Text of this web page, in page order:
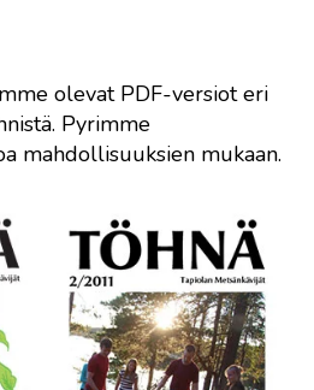
olevat PDF-versiot eri
Pyrimme
mahdollisuuksien mukaan.